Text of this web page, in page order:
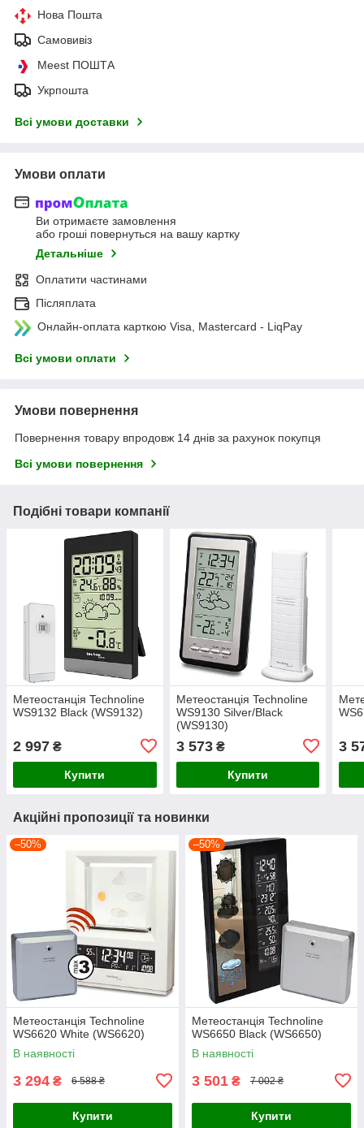
Нова Пошта
Самовивіз
Meest ПОШТА
Укрпошта
Всі умови доставки
Умови оплати
Ви отримаєте замовлення
або гроші повернуться на вашу картку
Детальніше
Оплатити частинами
Післяплата
Онлайн-оплата карткою Visa, Mastercard - LiqPay
Всі умови оплати
Умови повернення
Повернення товару впродовж 14 днів за рахунок покупця
Всі умови повернення
Подібні товари компанії
Метеостанція Technoline
WS9132 Black (WS9132)
2 997 ₴
Купити
Метеостанція Technoline
WS9130 Silver/Black
(WS9130)
3 573₴
Купити
3
Акційні пропозиції та новинки
–50%
Метеостанція Technoline
WS6620 White (WS6620)
В наявності
3 294 ₴ 6 588 ₴
Купити
–50%
Метеостанція Technoline
WS6650 Black (WS6650)
В наявності
3 501 ₴ 7 002 ₴
Купити